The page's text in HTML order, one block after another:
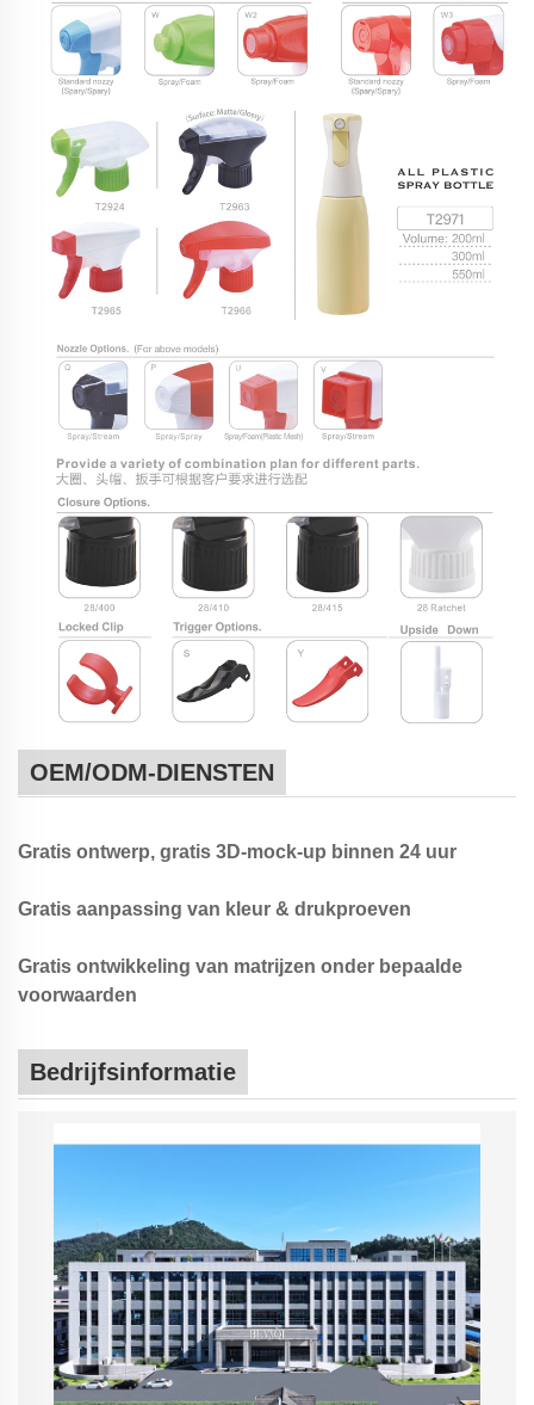
OEM/ODM-DIENSTEN
Gratis ontwerp, gratis 3D-mock-up binnen 24 uur
Gratis aanpassing van kleur & drukproeven
Gratis ontwikkeling van matrijzen onder bepaalde
voorwaarden
Bedrijfsinformatie